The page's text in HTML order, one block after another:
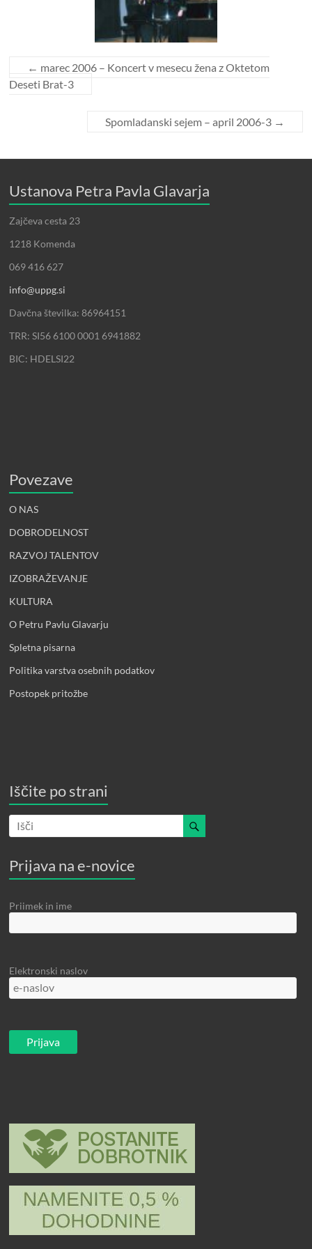
← marec 2006 – Koncert v mesecu žena z Oktetom
Deseti Brat-3
Spomladanski sejem – april 2006-3 →
Ustanova Petra Pavla Glavarja
Zajčeva cesta 23
1218 Komenda
069 416 627
info@uppg.si
Davčna številka: 86964151
TRR: SI56 6100 0001 6941882
BIC: HDELSI22
Povezave
O NAS
DOBRODELNOST
RAZVOJ TALENTOV
IZOBRAŽEVANJE
KULTURA
O Petru Pavlu Glavarju
Spletna pisarna
Politika varstva osebnih podatkov
Postopek pritožbe
Iščite po strani
Prijava na e-novice
Priimek in ime
Elektronski naslov